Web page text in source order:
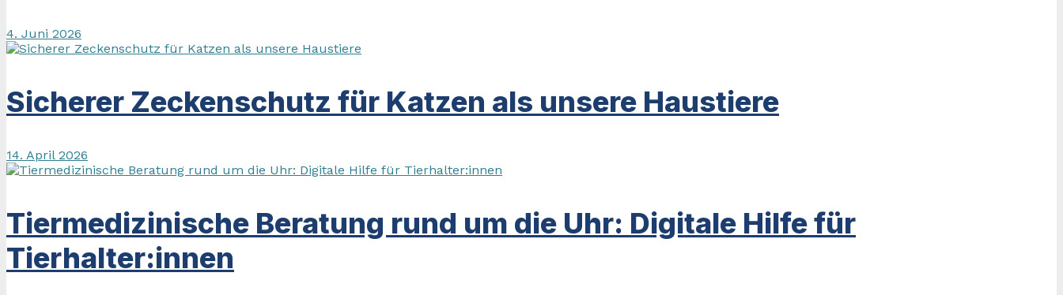
4. Juni 2026
Sicherer Zeckenschutz für Katzen als unsere Haustiere
14. April 2026
Tiermedizinische Beratung rund um die Uhr: Digitale Hilfe für
Tierhalter:innen